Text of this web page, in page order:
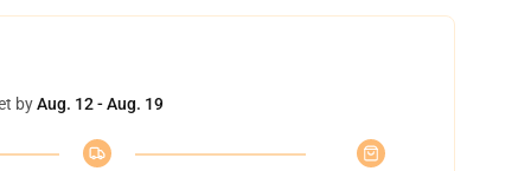
byAug. 12 - Aug. 19